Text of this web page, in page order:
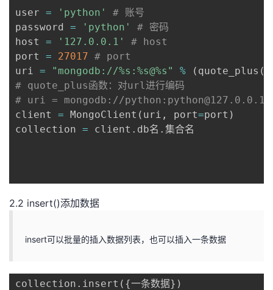
证
实
验
的
收
藏
持
建
议
user = 'python'
# 账号
password = 'python'
# 密码
host = '127.0.0.1'
# host
port = 27017 # port
uri = "mongodb://%s:%s@%s" % ( quote_plus (
# quote_plus函数：对url进行编码
# uri = mongodb://python:python@127.0.0.1
client = MongoClient ( uri , port=port )
collection = client . db名 . 集合名
2.2 insert()添加数据
insert可以批量的插入数据列表，也可以插入一条数据
collection . insert ( {一条数据} )